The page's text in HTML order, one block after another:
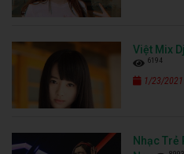
Việt Mix
6194
1/23/2021
Nhạc Trẻ